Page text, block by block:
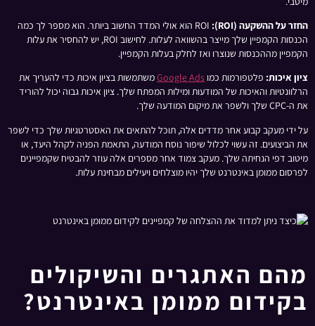
החזר על ההשקעה (ROI):
ROI הוא אולי המדד החשוב ביותר. הוא מספר לך כמה
הכנסות הקמפיין שלך מייצר בהשוואה לעלות. לחישוב ROI, יש להחסיר את עלות
הקמפיין מההכנסות שנוצרו ואז לחלק בעלות הקמפיין.
ציון איכות: פלטפורמות כמו Google Adsמשתמשות בציון איכות כדי להעריך את
הרלוונטיות והאיכות של המודעות ומילות המפתח שלך. ציון איכות גבוה יכול להוריד
את ה-CPC שלך ולשפר את מיקום המודעה שלך.
על ידי מעקב קבוע אחר מדדים אלה, תוכל להתאים את האסטרטגיות שלך כדי לשפר
את הביצועים. זה עשוי לכלול שיפור נוסח המודעה, התאמת הפניה לקהל היעד, או
מיטוב דפי הנחיתה שלך. מעקב צמוד אחר מספרים אלה עוזר להבטיח שקמפיינים
לפרסום ממומן באינטרנט שלך יהיו מוצלחים ויעילים מבחינת עלות.
מהם האתגרים והשיקולים
בקידום ממומן באינטרנט?